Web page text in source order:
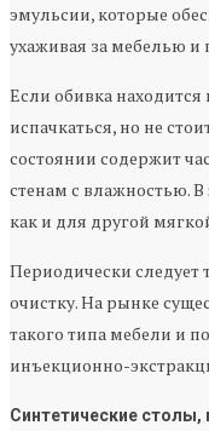
эмульсии, которые
ухаживая за мебелью и
Если обивка находится
испачкаться, но не
состоянии содержит
стенам с влажностью. В
как и для другой
Периодически
очистку. На рынке
такого типа мебели и
инъекционно-
Синтетические